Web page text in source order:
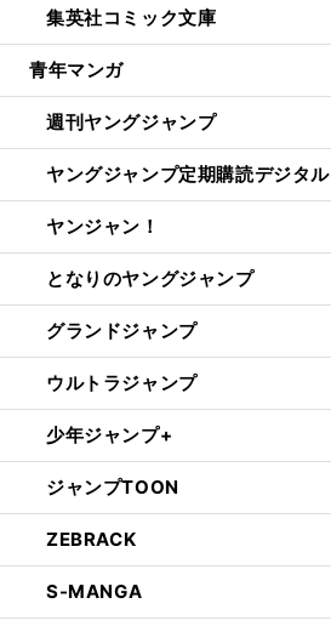
集英社コミック文庫
青年マンガ
週刊ヤングジャンプ
ヤングジャンプ定期購読デジタル
ヤンジャン！
となりのヤングジャンプ
グランドジャンプ
ウルトラジャンプ
少年ジャンプ+
ジャンプTOON
ZEBRACK
S-MANGA